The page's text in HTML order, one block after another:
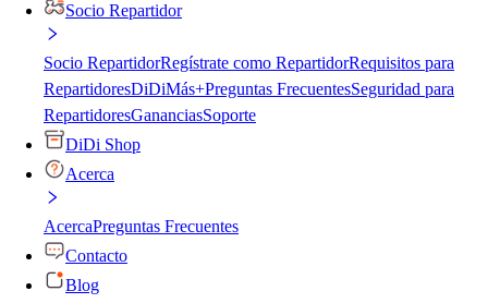
Socio Repartidor
Socio RepartidorRegístrate como RepartidorRequisitos para
RepartidoresDiDiMás+Preguntas FrecuentesSeguridad para
RepartidoresGananciasSoporte
DiDi Shop
Acerca
AcercaPreguntas Frecuentes
Contacto
Blog